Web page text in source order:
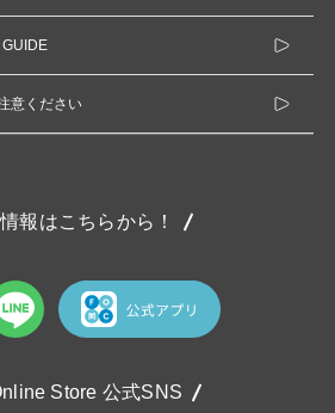
意ください
報はこちらから！
Store 公式SNS